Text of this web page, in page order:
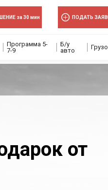
за 30 мин ПОДАТЬ
Программа 5-
7-9
Б/у
авто
от